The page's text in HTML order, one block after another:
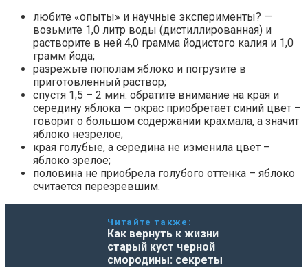
любите «опыты» и научные эксперименты? —
возьмите 1,0 литр воды (дистиллированная) и
растворите в ней 4,0 грамма йодистого калия и 1,0
грамм йода;
разрежьте пополам яблоко и погрузите в
приготовленный раствор;
спустя 1,5 – 2 мин. обратите внимание на края и
середину яблока — окрас приобретает синий цвет –
говорит о большом содержании крахмала, а значит
яблоко незрелое;
края голубые, а середина не изменила цвет –
яблоко зрелое;
половина не приобрела голубого оттенка – яблоко
считается перезревшим.
Читайте также:
Как вернуть к жизни
старый куст черной
смородины: секреты